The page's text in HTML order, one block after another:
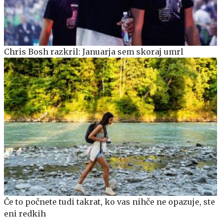
Chris Bosh razkril: Januarja sem skoraj umrl
Če to počnete tudi takrat, ko vas nihče ne opazuje, ste
eni redkih